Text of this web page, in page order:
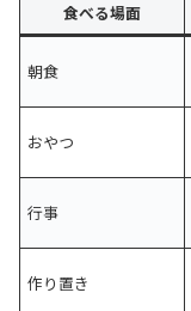
食べる場面
朝食
おやつ
行事
作り置き